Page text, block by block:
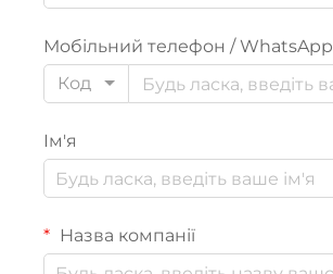
Мобільний телефон / WhatsApp
Код
Ім'я
Назва компанії